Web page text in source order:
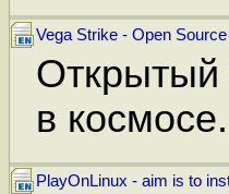
Vega Strike - Open
Открытый
в космосе.
PlayOnLinux - aim is to